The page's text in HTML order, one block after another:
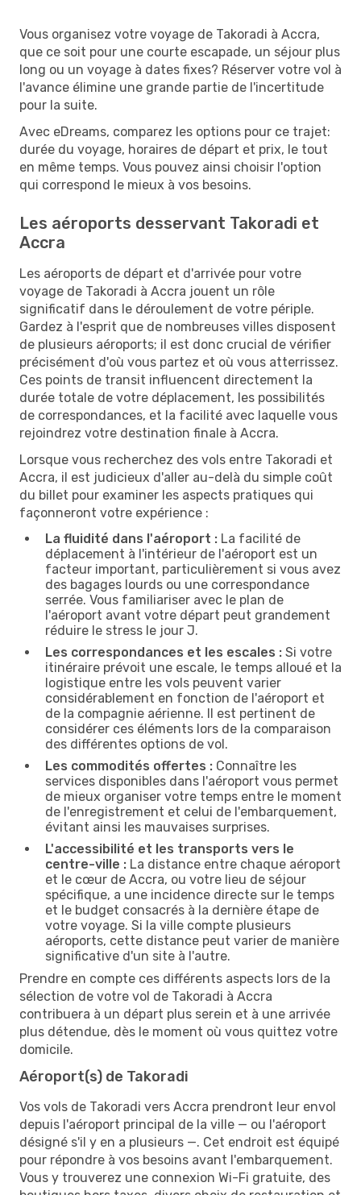
Vous organisez votre voyage de Takoradi à Accra,
que ce soit pour une courte escapade, un séjour plus
long ou un voyage à dates fixes? Réserver votre vol à
l'avance élimine une grande partie de l'incertitude
pour la suite.
Avec eDreams, comparez les options pour ce trajet:
durée du voyage, horaires de départ et prix, le tout
en même temps. Vous pouvez ainsi choisir l'option
qui correspond le mieux à vos besoins.
Les aéroports desservant Takoradi et
Accra
Les aéroports de départ et d'arrivée pour votre
voyage de Takoradi à Accra jouent un rôle
significatif dans le déroulement de votre périple.
Gardez à l'esprit que de nombreuses villes disposent
de plusieurs aéroports; il est donc crucial de vérifier
précisément d'où vous partez et où vous atterrissez.
Ces points de transit influencent directement la
durée totale de votre déplacement, les possibilités
de correspondances, et la facilité avec laquelle vous
rejoindrez votre destination finale à Accra.
Lorsque vous recherchez des vols entre Takoradi et
Accra, il est judicieux d'aller au-delà du simple coût
du billet pour examiner les aspects pratiques qui
façonneront votre expérience :
La fluidité dans l'aéroport : La facilité de
déplacement à l'intérieur de l'aéroport est un
facteur important, particulièrement si vous avez
des bagages lourds ou une correspondance
serrée. Vous familiariser avec le plan de
l'aéroport avant votre départ peut grandement
réduire le stress le jour J.
Les correspondances et les escales : Si votre
itinéraire prévoit une escale, le temps alloué et la
logistique entre les vols peuvent varier
considérablement en fonction de l'aéroport et
de la compagnie aérienne. Il est pertinent de
considérer ces éléments lors de la comparaison
des différentes options de vol.
Les commodités offertes : Connaître les
services disponibles dans l'aéroport vous permet
de mieux organiser votre temps entre le moment
de l'enregistrement et celui de l'embarquement,
évitant ainsi les mauvaises surprises.
L'accessibilité et les transports vers le
centre-ville : La distance entre chaque aéroport
et le cœur de Accra, ou votre lieu de séjour
spécifique, a une incidence directe sur le temps
et le budget consacrés à la dernière étape de
votre voyage. Si la ville compte plusieurs
aéroports, cette distance peut varier de manière
significative d'un site à l'autre.
Prendre en compte ces différents aspects lors de la
sélection de votre vol de Takoradi à Accra
contribuera à un départ plus serein et à une arrivée
plus détendue, dès le moment où vous quittez votre
domicile.
Aéroport(s) de Takoradi
Vos vols de Takoradi vers Accra prendront leur envol
depuis l'aéroport principal de la ville — ou l'aéroport
désigné s'il y en a plusieurs —. Cet endroit est équipé
pour répondre à vos besoins avant l'embarquement.
Vous y trouverez une connexion Wi-Fi gratuite, des